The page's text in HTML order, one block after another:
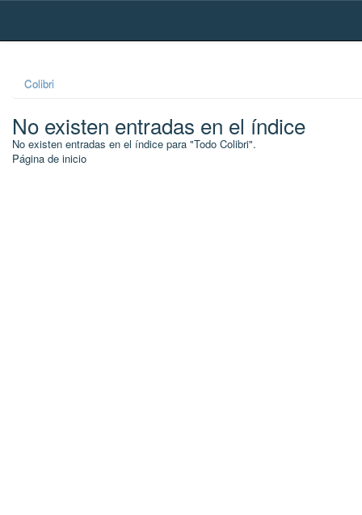
Skip
Colibri
No existen entradas en el índice
No existen entradas en el índice para "Todo Colibri".
Página de inicio